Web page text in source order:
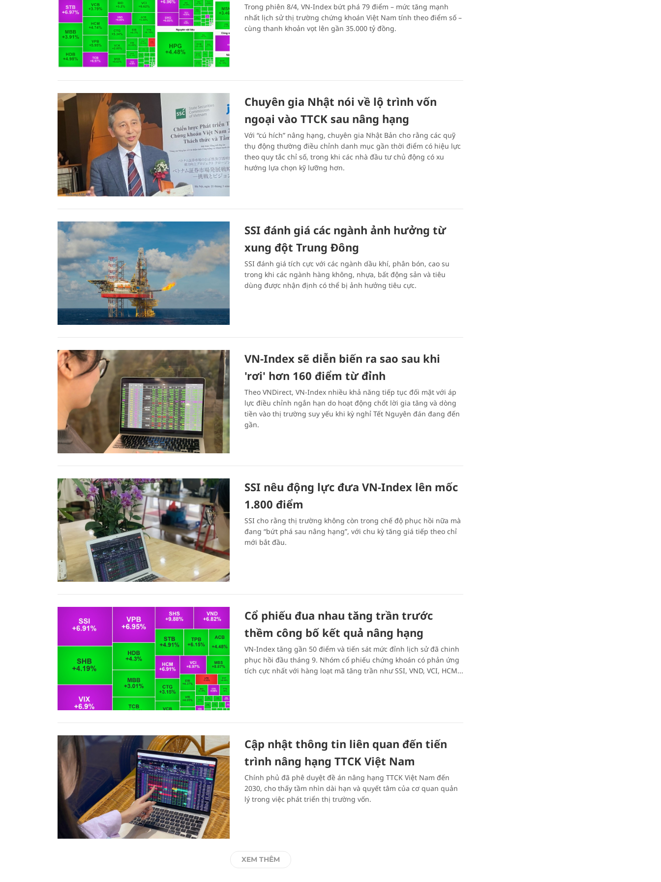
Trong phiên 8/4, VN-Index bứt phá 79 điểm – mức tăng mạnh
nhất lịch sử thị trường chứng khoán Việt Nam tính theo điểm số –
cùng thanh khoản vọt lên gần 35.000 tỷ đồng.
Chuyên gia Nhật nói về lộ trình vốn
ngoại vào TTCK sau nâng hạng
Với “cú hích” nâng hạng, chuyên gia Nhật Bản cho rằng các quỹ
thụ động thường điều chỉnh danh mục gần thời điểm có hiệu lực
theo quy tắc chỉ số, trong khi các nhà đầu tư chủ động có xu
hướng lựa chọn kỹ lưỡng hơn.
SSI đánh giá các ngành ảnh hưởng từ
xung đột Trung Đông
SSI đánh giá tích cực với các ngành dầu khí, phân bón, cao su
trong khi các ngành hàng không, nhựa, bất động sản và tiêu
dùng được nhận định có thể bị ảnh hưởng tiêu cực.
VN-Index sẽ diễn biến ra sao sau khi
'rơi' hơn 160 điểm từ đỉnh
Theo VNDirect, VN-Index nhiều khả năng tiếp tục đối mặt với áp
lực điều chỉnh ngắn hạn do hoạt động chốt lời gia tăng và dòng
tiền vào thị trường suy yếu khi kỳ nghỉ Tết Nguyên đán đang đến
gần.
SSI nêu động lực đưa VN-Index lên mốc
1.800 điểm
SSI cho rằng thị trường không còn trong chế độ phục hồi nữa mà
đang “bứt phá sau nâng hạng”, với chu kỳ tăng giá tiếp theo chỉ
mới bắt đầu.
Cổ phiếu đua nhau tăng trần trước
thềm công bố kết quả nâng hạng
VN-Index tăng gần 50 điểm và tiến sát mức đỉnh lịch sử đã chinh
phục hồi đầu tháng 9. Nhóm cổ phiếu chứng khoán có phản ứng
tích cực nhất với hàng loạt mã tăng trần như SSI, VND, VCI, HCM...
Cập nhật thông tin liên quan đến tiến
trình nâng hạng TTCK Việt Nam
Chính phủ đã phê duyệt đề án nâng hạng TTCK Việt Nam đến
2030, cho thấy tầm nhìn dài hạn và quyết tâm của cơ quan quản
lý trong việc phát triển thị trường vốn.
XEM THÊM